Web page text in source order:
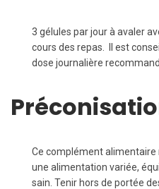
3 gélules par jour à avaler
cours des repas.
Il est
dose journalière
Ce complément alimentaire
une alimentation variée,
sain. Tenir hors de portée